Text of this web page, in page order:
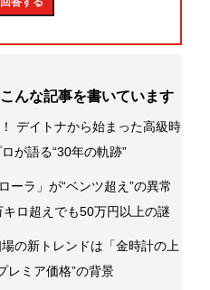
んな記事を書いています
デイトナから始まった高級時
が語る“30年の軌跡”
ーラ」が“ベンツ超え”の異常
ロ超えでも50万円以上の謎
の新トレンドは「金時計の上
レミア価格”の背景